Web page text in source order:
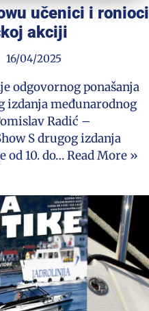
učenici i ronioci
akciji
16/04/2025
odgovornog ponašanja
izdanja međunarodnog
Radić –
S drugog izdanja
od 10. do…Read More »